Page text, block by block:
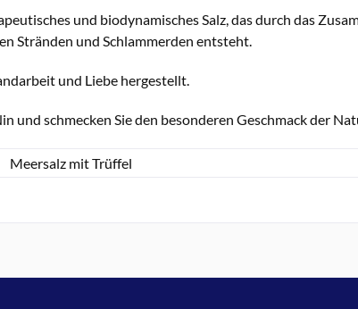
und biodynamisches Salz, das durch das
Stränden und Schlammerden entsteht.
und Liebe hergestellt.
und schmecken Sie den besonderen Geschmack der
Meersalz mit Trüffel